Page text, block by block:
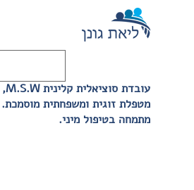
,M.S.W עובדת סוציאלית קלינית
.מטפלת זוגית ומשפחתית מוסמכת
.מתמחה בטיפול מיני